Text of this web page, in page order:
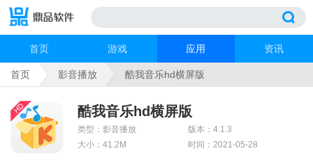
首页 游戏 应用 资讯
首页 影音播放 酷我音乐hd横屏版
酷我音乐hd横屏版
类型：影音播放
版本：4.1.3
大小：41.2M
时间：2021-05-28